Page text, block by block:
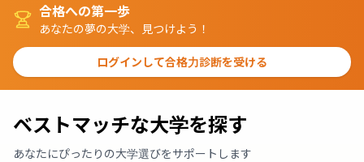
合格への第一歩
あなたの夢の大学、見つけよう！
ログインして合格力診断を受ける
ベストマッチな大学を探す
あなたにぴったりの大学選びをサポートします